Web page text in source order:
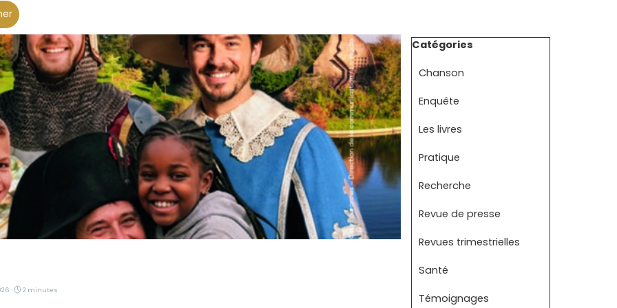
·
2 minutes
Sauter le bloc Catégories
Catégories
Chanson
Enquête
Les livres
Pratique
Recherche
Revue de presse
Revues trimestrielles
Santé
Témoignages